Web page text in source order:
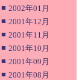
■ 2002年01月
■ 2001年12月
■ 2001年11月
■ 2001年10月
■ 2001年09月
■ 2001年08月